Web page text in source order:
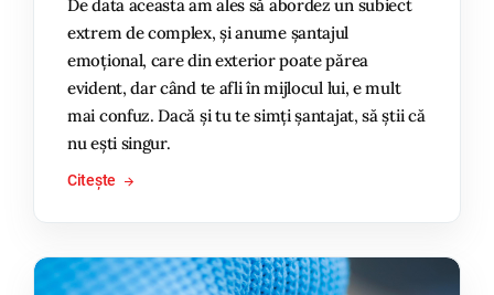
De data aceasta am ales să abordez un subiect
extrem de complex, și anume șantajul
emoțional, care din exterior poate părea
evident, dar când te afli în mijlocul lui, e mult
mai confuz. Dacă și tu te simți șantajat, să știi că
nu ești singur.
Citește